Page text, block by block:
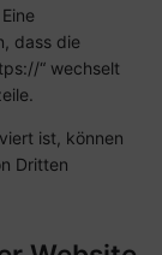
dass die
“ wechselt
ist, können
Dritten